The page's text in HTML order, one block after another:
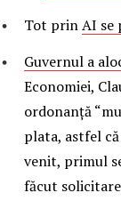
Tot prinAI se
Guvernul a
Economiei,
ordonanță
plata, astfel
venit, primul
făcut